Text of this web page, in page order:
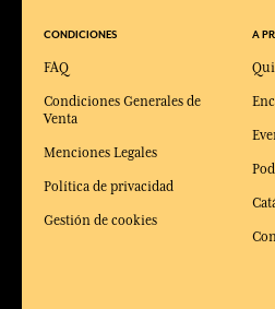
CONDICIONES
FAQ
Condiciones Generales de
Venta
Menciones Legales
Política de privacidad
Gestión de cookies
A